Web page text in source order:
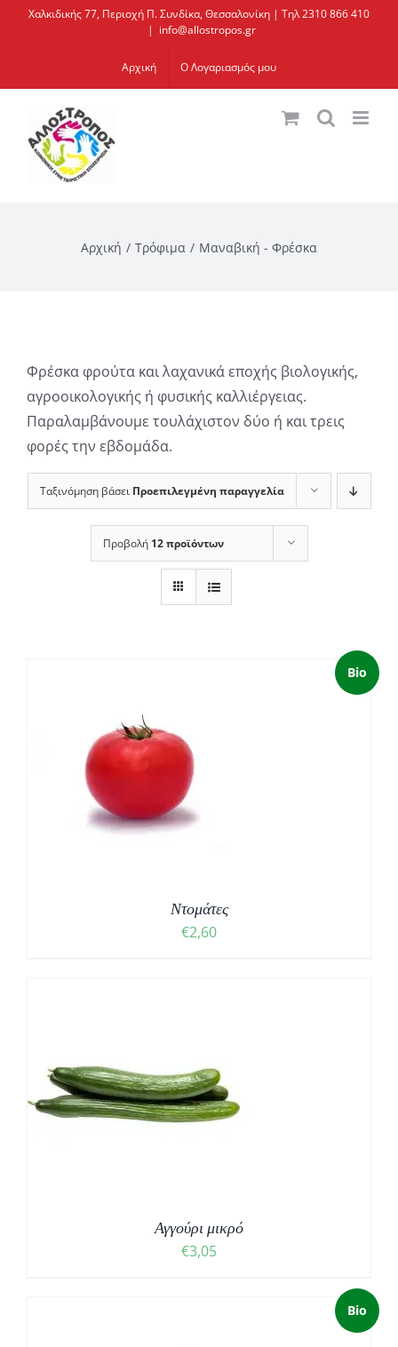
Μετάβαση
Χαλκιδικής 77, Περιοχή Π. Συνδίκα, Θεσσαλονίκη | Τηλ 2310 866 410
| info@allostropos.gr
Αρχική Ο Λογαριασμός μου
Αρχική Τρόφιμα Μαναβική - Φρέσκα
Φρέσκα φρούτα και λαχανικά εποχής βιολογικής,
αγροοικολογικής ή φυσικής καλλιέργειας.
Παραλαμβάνουμε τουλάχιστον δύο ή και τρεις
φορές την εβδομάδα.
Ταξινόμηση βάσει Προεπιλεγμένη παραγγελία
Προβολή 12 προϊόντων
Bio
Ντομάτες
€2,60
Αγγούρι μικρό
€3,05
Bio